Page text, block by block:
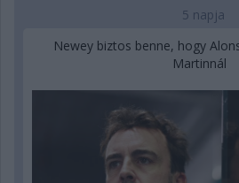
5 napja
Newey biztos benne, hogy
Martinnál